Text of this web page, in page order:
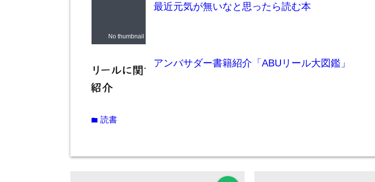
No thumbnail
最近元気が無いなと思ったら読む本
アンバサダー書籍紹介「ABUリール大図鑑」
folder 読書